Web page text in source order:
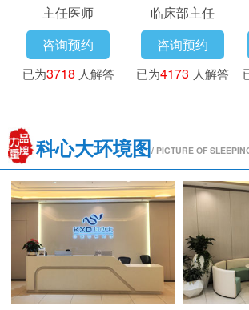
主任医师
咨询预约
已为3718 人解答
临床部主任
咨询预约
已为4173 人解答
科心大环境图/ PICTURE OF